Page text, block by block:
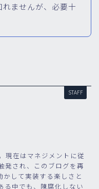
ませんが、必要十
STAFF
現在はマネジメントに従
発され、このブログを再
して実装する楽しさと
る中でも、陳腐化しない